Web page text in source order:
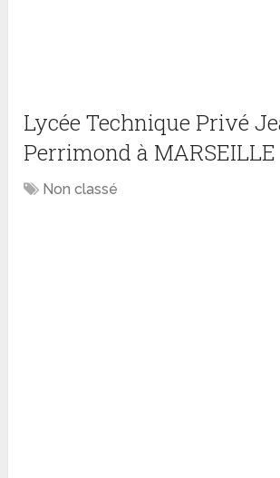
Lycée Technique Privé
Perrimond à MARSEILLE
Non classé